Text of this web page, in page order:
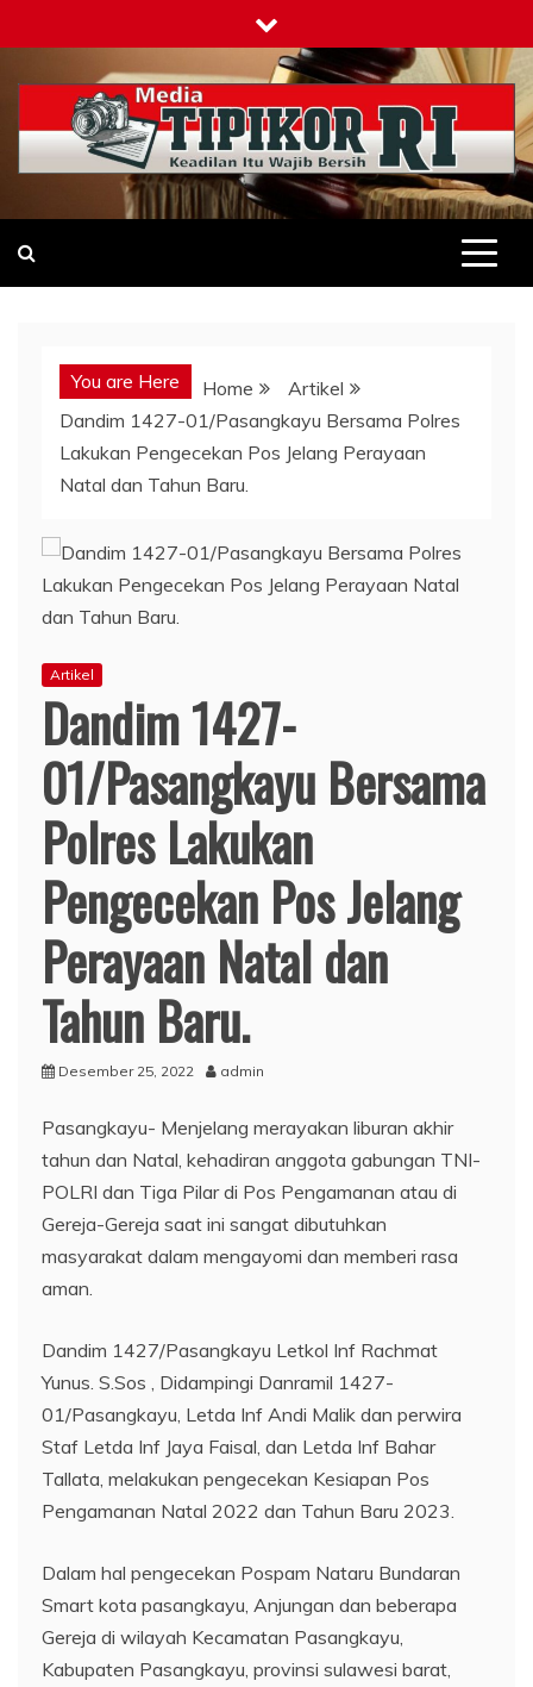
to
content
Tipikor-ri-online.my.id
Keadilan Itu Wajib Bersih
You are Here Home
Artikel
Dandim 1427-01/Pasangkayu Bersama Polres
Lakukan Pengecekan Pos Jelang Perayaan
Natal dan Tahun Baru.
Artikel
Dandim 1427-
01/Pasangkayu Bersama
Polres Lakukan
Pengecekan Pos Jelang
Perayaan Natal dan
Tahun Baru.
Desember 25, 2022 admin
Pasangkayu- Menjelang merayakan liburan akhir
tahun dan Natal, kehadiran anggota gabungan TNI-
POLRI dan Tiga Pilar di Pos Pengamanan atau di
Gereja-Gereja saat ini sangat dibutuhkan
masyarakat dalam mengayomi dan memberi rasa
aman.
Dandim 1427/Pasangkayu Letkol Inf Rachmat
Yunus. S.Sos , Didampingi Danramil 1427-
01/Pasangkayu, Letda Inf Andi Malik dan perwira
Staf Letda Inf Jaya Faisal, dan Letda Inf Bahar
Tallata, melakukan pengecekan Kesiapan Pos
Pengamanan Natal 2022 dan Tahun Baru 2023.
Dalam hal pengecekan Pospam Nataru Bundaran
Smart kota pasangkayu, Anjungan dan beberapa
Gereja di wilayah Kecamatan Pasangkayu,
Kabupaten Pasangkayu, provinsi sulawesi barat,